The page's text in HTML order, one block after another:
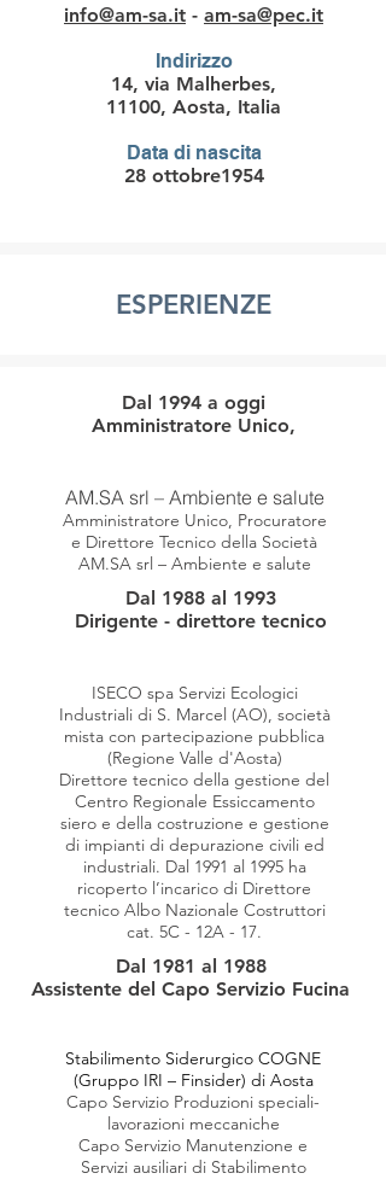
info@am-sa.it - am-sa@pec.it
Indirizzo
14, via Malherbes,
11100, Aosta, Italia
Data di nascita
28 ottobre1954
ESPERIENZE
Dal 1994 a oggi
Amministratore Unico,
AM.SA srl – Ambiente e salute
Amministratore Unico, Procuratore
e Direttore Tecnico della Società
AM.SA srl – Ambiente e salute
Dal 1988 al 1993
Dirigente - direttore tecnico
ISECO spa Servizi Ecologici
Industriali di S. Marcel (AO), società
mista con partecipazione pubblica
(Regione Valle d'Aosta)
Direttore tecnico della gestione del
Centro Regionale Essiccamento
siero e della costruzione e gestione
di impianti di depurazione civili ed
industriali. Dal 1991 al 1995 ha
ricoperto l’incarico di Direttore
tecnico Albo Nazionale Costruttori
cat. 5C - 12A - 17.
Dal 1981 al 1988
Assistente del Capo Servizio Fucina
Stabilimento Siderurgico COGNE
(Gruppo IRI – Finsider) di Aosta
Capo Servizio Produzioni speciali-
lavorazioni meccaniche
Capo Servizio Manutenzione e
Servizi ausiliari di Stabilimento